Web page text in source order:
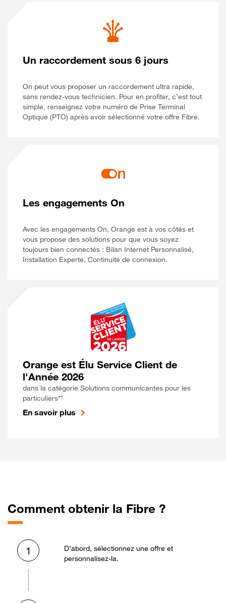
Un raccordement sous 6 jours
On peut vous proposer un raccordement ultra rapide,
sans rendez-vous technicien. Pour en profiter, c’est tout
simple, renseignez votre numéro de Prise Terminal
Optique (PTO) après avoir sélectionné votre offre Fibre.
Les engagements On
Avec les engagements On, Orange est à vos côtés et
vous propose des solutions pour que vous soyez
toujours bien connectés : Bilan Internet Personnalisé,
Installation Experte, Continuité de connexion.
Orange est Élu Service Client de
l'Année 2026
dans la catégorie Solutions communicantes pour les
particuliers**
En savoir plus
Comment obtenir la Fibre ?
1
D’abord, sélectionnez une offre et
personnalisez-la.